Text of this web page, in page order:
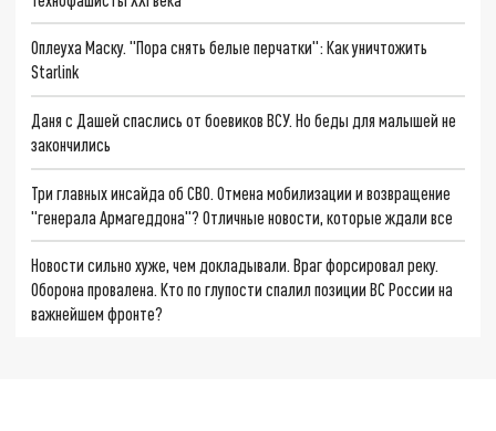
Оплеуха Маску. "Пора снять белые перчатки": Как уничтожить
Starlink
Даня с Дашей спаслись от боевиков ВСУ. Но беды для малышей не
закончились
Три главных инсайда об СВО. Отмена мобилизации и возвращение
"генерала Армагеддона"? Отличные новости, которые ждали все
Новости сильно хуже, чем докладывали. Враг форсировал реку.
Оборона провалена. Кто по глупости спалил позиции ВС России на
важнейшем фронте?